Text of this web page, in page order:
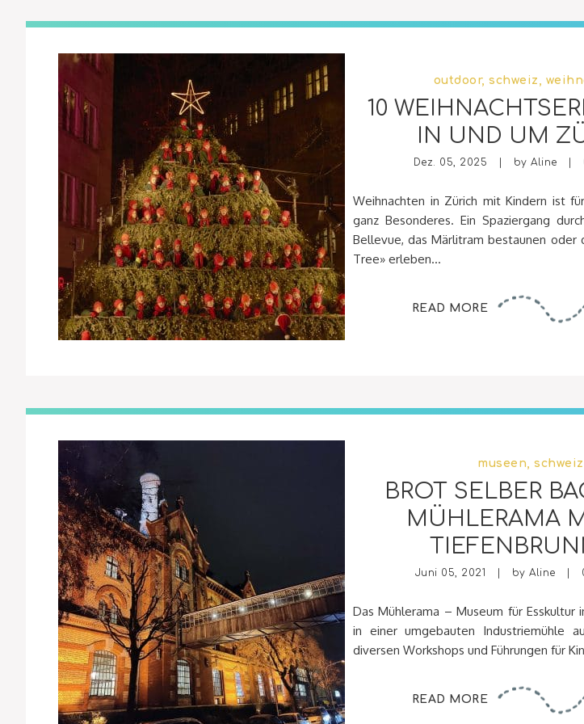
outdoor,schweiz
10
IN UND UM
Dez. 05, 2025 | byAline |
Weihnachten in Zürich mit Kindern ist
ganz Besonderes. Ein Spaziergang
Bellevue, das Märlitram bestaunen oder
Tree» erleben...
READ MORE
museen ,schweiz
BROT SELBER
MÜHLERAMA
Juni 05, 2021 | byAline |
Das Mühlerama – Museum für Esskultur
in einer umgebauten Industriemühle
diversen Workshops und Führungen für
READ MORE